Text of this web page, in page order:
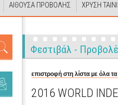
ΑΙΘΟΥΣΑ ΠΡΟΒΟΛΗΣ ΧΡΥΣΗ
Φεστιβάλ -
επιστροφή στη λίστα με όλα
2016 WORLD